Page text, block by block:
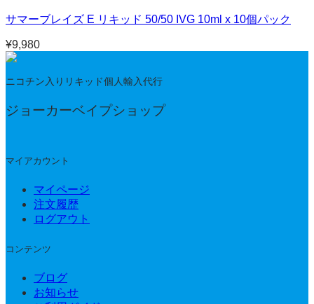
サマーブレイズ E リキッド 50/50 IVG 10ml x 10個パック
¥9,980
ニコチン入りリキッド個人輸入代行
ジョーカーベイプショップ
マイアカウント
マイページ
注文履歴
ログアウト
コンテンツ
ブログ
お知らせ